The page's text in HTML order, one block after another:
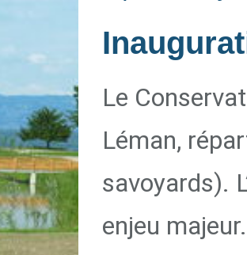
Le
Léman,
savoyards).
enjeu majeur.